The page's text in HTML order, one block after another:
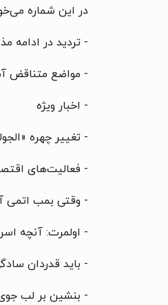
در این شماره
- تردید در ادامه
- مواضع متناقض
- اخبار ویژه
- تغییر چهره
- فعالیت‌های
- وقتی بمب اتمی
- اولمرت: آنچه
- باید قدردان
- بنشین بر لب